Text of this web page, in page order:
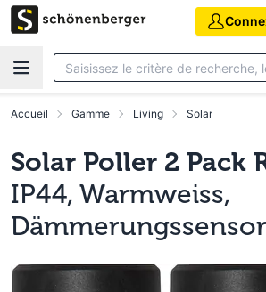
Aller au contenu principal
Accueil Gamme Living Solar
Solar Poller 2 Pack
IP44, Warmweiss,
Dämmerungssensor